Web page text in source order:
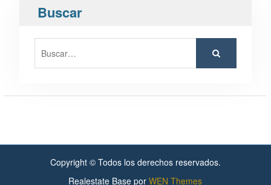
Buscar
Copyright © Todos los derechos reservados.
Realestate Base porWEN Themes